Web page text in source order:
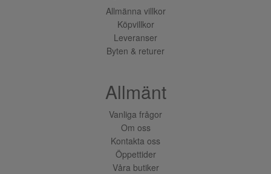
Allmänna villkor
Köpvillkor
Leveranser
Byten & returer
Allmänt
Vanliga frågor
Om oss
Kontakta oss
Öppettider
Våra butiker